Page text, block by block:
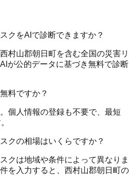
クをAIで診断できますか？
村山郡朝日町を含む全国の災害リ
が公的データに基づき無料で診断
料ですか？
個人情報の登録も不要で、最短
クの相場はいくらですか？
クは地域や条件によって異なりま
を入力すると、西村山郡朝日町の